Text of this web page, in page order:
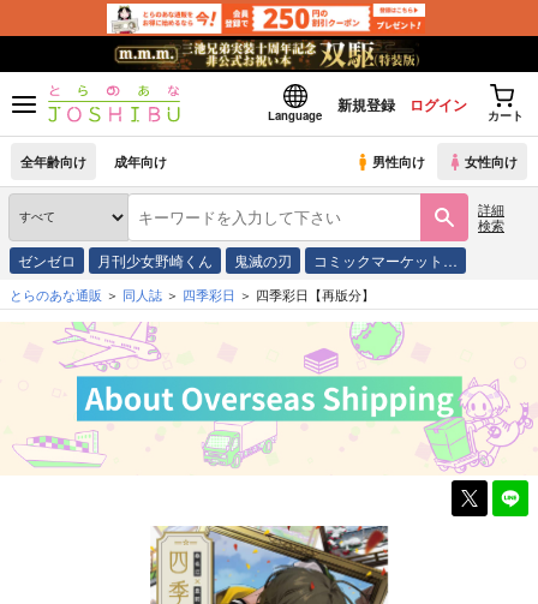
Language
新規登録 ログイン
カート
全年齢向け 成年向け 男性向け 女性向け
詳細
検索
ゼンゼロ 月刊少女野崎くん 鬼滅の刃 コミックマーケット…
とらのあな通販 同人誌 四季彩日 四季彩日【再版分】